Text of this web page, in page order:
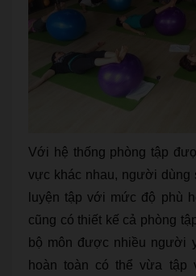
Với hệ thống phòng tập
vực khác nhau, người dùng
luyện tập với mức độ phù
cũng có thiết kế cả phòng
bộ môn được nhiều người
hoàn toàn có thể vừa tập